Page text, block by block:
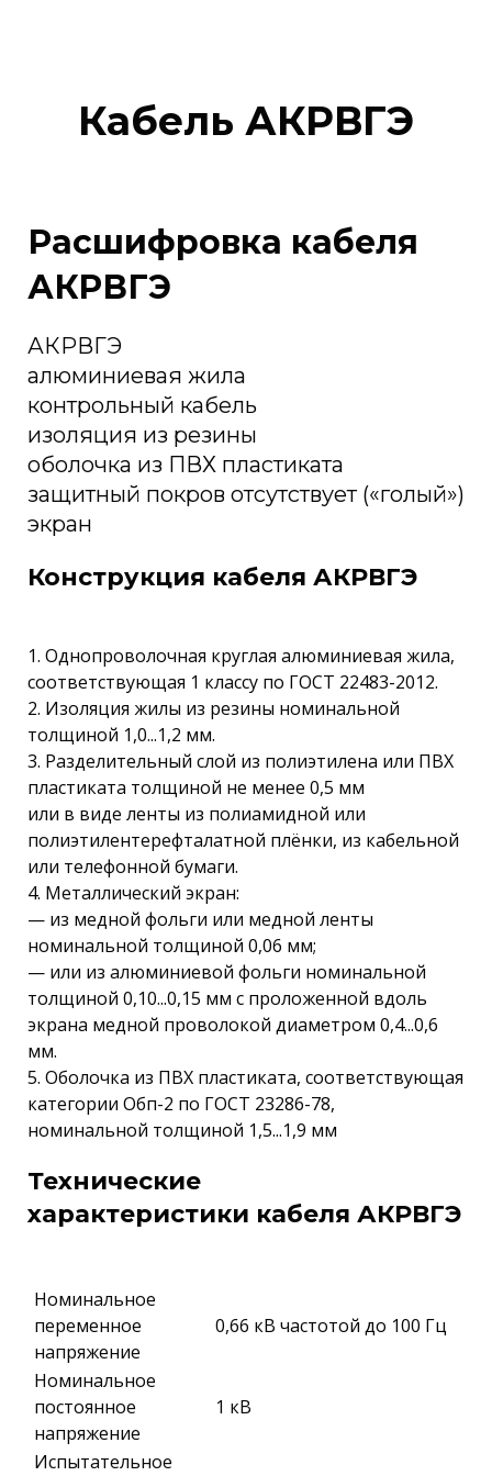
Кабель АКРВГЭ
Расшифровка кабеля
АКРВГЭ
АКРВГЭ
алюминиевая жила
контрольный кабель
изоляция из резины
оболочка из ПВХ пластиката
защитный покров отсутствует («голый»)
экран
Конструкция кабеля АКРВГЭ
1. Однопроволочная круглая алюминиевая жила,
соответствующая 1 классу по ГОСТ 22483-2012.
2. Изоляция жилы из резины номинальной
толщиной 1,0...1,2 мм.
3. Разделительный слой из полиэтилена или ПВХ
пластиката толщиной не менее 0,5 мм
или в виде ленты из полиамидной или
полиэтилентерефталатной плёнки, из кабельной
или телефонной бумаги.
4. Металлический экран:
— из медной фольги или медной ленты
номинальной толщиной 0,06 мм;
— или из алюминиевой фольги номинальной
толщиной 0,10...0,15 мм с проложенной вдоль
экрана медной проволокой диаметром 0,4...0,6
мм.
5. Оболочка из ПВХ пластиката, соответствующая
категории Обп-2 по ГОСТ 23286-78,
номинальной толщиной 1,5...1,9 мм
Технические
характеристики кабеля АКРВГЭ
Номинальное
переменное
напряжение
0,66 кВ частотой до 100 Гц
Номинальное
постоянное
напряжение
1 кВ
Испытательное